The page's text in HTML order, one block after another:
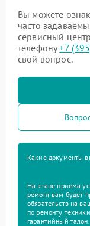
Вы можете
часто
сервисный
телефону+7
свой вопрос.
Какие документы
На этапе приема
ремонт вам будет
обязательств на
по ремонту
гарантийный талон.